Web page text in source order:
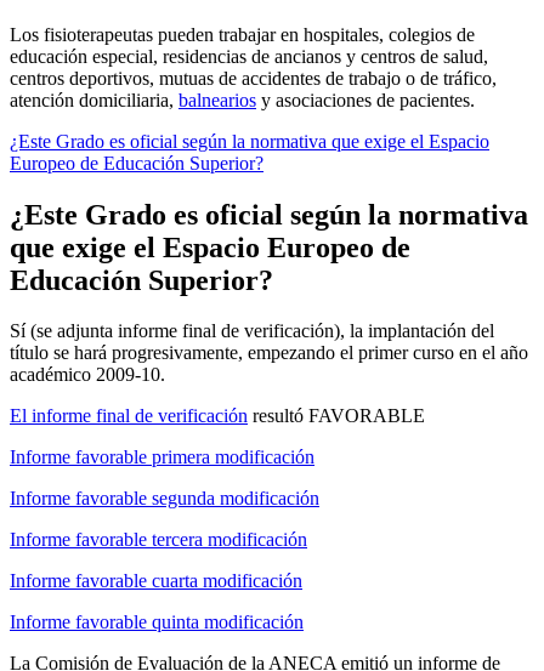
Los fisioterapeutas pueden trabajar en hospitales, colegios de
educación especial, residencias de ancianos y centros de salud,
centros deportivos, mutuas de accidentes de trabajo o de tráfico,
atención domiciliaria, balnearios y asociaciones de pacientes.
¿Este Grado es oficial según la normativa que exige el Espacio
Europeo de Educación Superior?
¿Este Grado es oficial según la normativa
que exige el Espacio Europeo de
Educación Superior?
Sí (se adjunta informe final de verificación), la implantación del
título se hará progresivamente, empezando el primer curso en el año
académico 2009-10.
El informe final de verificación resultó FAVORABLE
Informe favorable primera modificación
Informe favorable segunda modificación
Informe favorable tercera modificación
Informe favorable cuarta modificación
Informe favorable quinta modificación
La Comisión de Evaluación de la ANECA emitió un informe de